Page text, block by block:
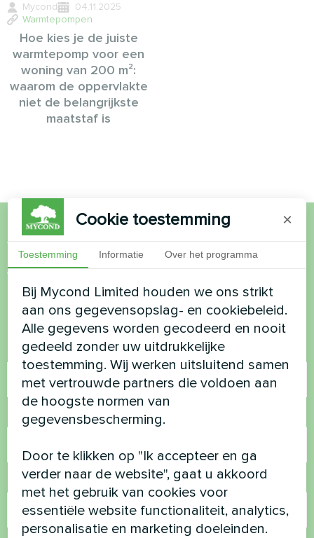
Mycond
04.11.2025
Warmtepompen
Hoe kies je de juiste
warmtepomp voor een
woning van 200 m²:
waarom de oppervlakte
niet de belangrijkste
maatstaf is
Wil je kopen of heb je
vragen?
Neem contact met ons op en we helpen je
Naam
Telefoonnummer
E-mail
Cookie toestemming ×
Toestemming Informatie Over het programma
Bij Mycond Limited houden we ons strikt
aan ons gegevensopslag- en cookiebeleid.
Alle gegevens worden gecodeerd en nooit
gedeeld zonder uw uitdrukkelijke
toestemming. Wij werken uitsluitend samen
met vertrouwde partners die voldoen aan
de hoogste normen van
gegevensbescherming.
Door te klikken op "Ik accepteer en ga
verder naar de website", gaat u akkoord
met het gebruik van cookies voor
essentiële website functionaliteit, analytics,
personalisatie en marketing doeleinden.